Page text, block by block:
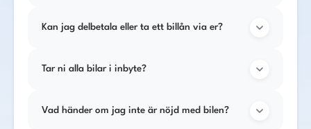
Kan jag delbetala eller ta ett billån via er?
Tar ni alla bilar i inbyte?
Vad händer om jag inte är nöjd med bilen?